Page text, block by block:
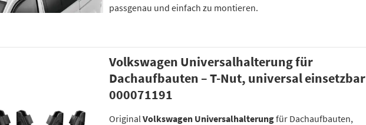
passgenau und einfach zu montieren.
Volkswagen Universalhalterung für
Dachaufbauten – T-Nut, universal einsetzbar
000071191
OriginalVolkswagen Universalhalterungfür Dachaufbauten,